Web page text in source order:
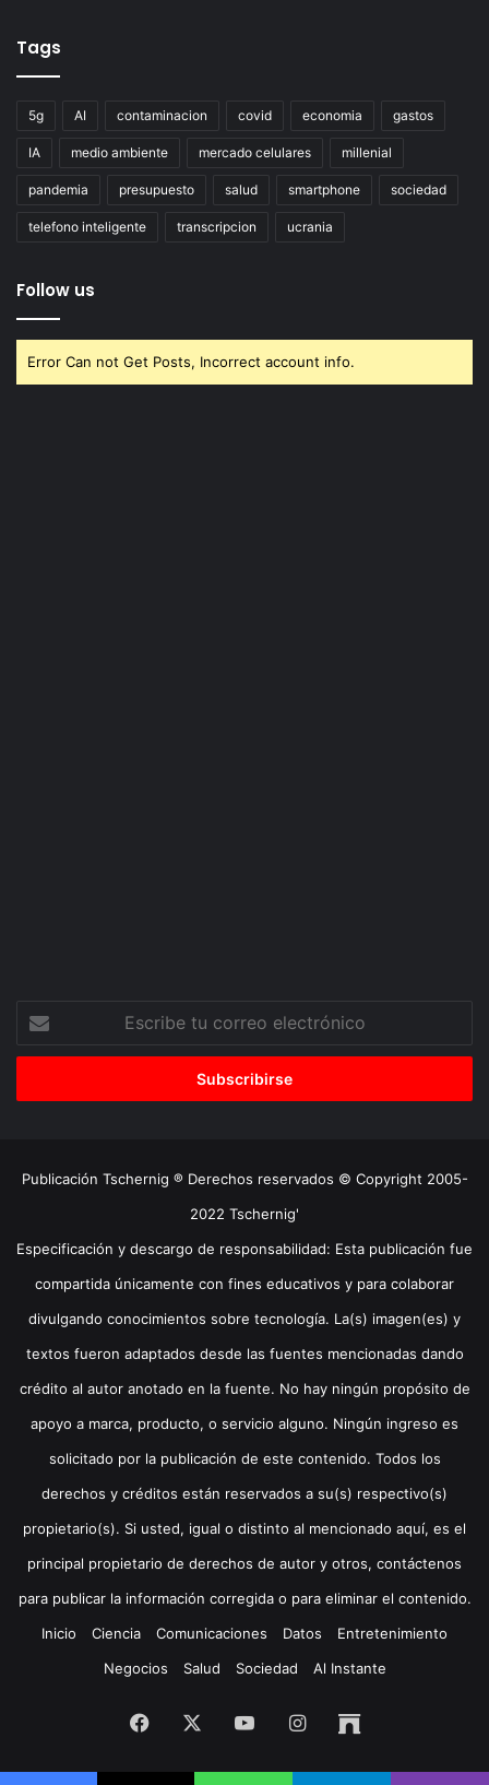
Tags
5g AI contaminacion covid economia gastos
IA medio ambiente mercado celulares millenial
pandemia presupuesto salud smartphone sociedad
telefono inteligente transcripcion ucrania
Follow us
Error Can not Get Posts, Incorrect account info.
correo
Publicación Tschernig ® Derechos reservados © Copyright 2005-
2022 Tschernig'
Especificación y descargo de responsabilidad: Esta publicación fue
compartida únicamente con fines educativos y para colaborar
divulgando conocimientos sobre tecnología. La(s) imagen(es) y
textos fueron adaptados desde las fuentes mencionadas dando
crédito al autor anotado en la fuente. No hay ningún propósito de
apoyo a marca, producto, o servicio alguno. Ningún ingreso es
solicitado por la publicación de este contenido. Todos los
derechos y créditos están reservados a su(s) respectivo(s)
propietario(s). Si usted, igual o distinto al mencionado aquí, es el
principal propietario de derechos de autor y otros, contáctenos
para publicar la información corregida o para eliminar el contenido.
Inicio
Ciencia Comunicaciones Datos
Entretenimiento
Negocios
Salud Sociedad Al Instante
Facebook YouTubeInstagramArchive